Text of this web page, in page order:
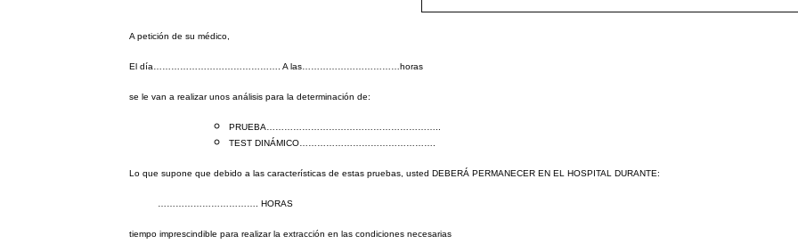
A petición de su médico,
El día……………………………………. A las……………………………horas
se le van a realizar unos análisis para la determinación de:
PRUEBA…………………………………………………..
TEST DINÁMICO……………………………………….
Lo que supone que debido a las características de estas pruebas, usted DEBERÁ PERMANECER EN EL HOSPITAL DURANTE:
……………………………. HORAS
tiempo imprescindible para realizar la extracción en las condiciones necesarias